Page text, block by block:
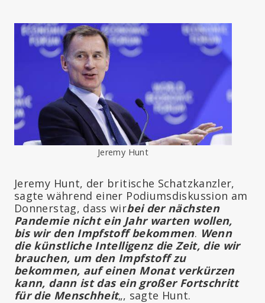
Jeremy Hunt
Jeremy Hunt, der britische Schatzkanzler,
sagte während einer Podiumsdiskussion am
Donnerstag, dass wirbei der nächsten
Pandemie nicht ein Jahr warten wollen,
bis wir den Impfstoff bekommen. Wenn
die künstliche Intelligenz die Zeit, die wir
brauchen, um den Impfstoff zu
bekommen, auf einen Monat verkürzen
kann, dann ist das ein großer Fortschritt
für die Menschheit„, sagte Hunt.